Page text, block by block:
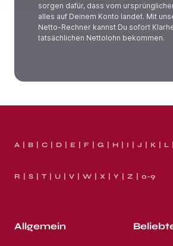
sorgen dafür, dass vom
alles auf Deinem Konto landet. Mit
Netto-Rechner kannst Du sofort
tatsächlichen Nettolohn bekommen.
A B C D E F G H I J K L
R S T U V W X Y Z 0-9
Allgemein